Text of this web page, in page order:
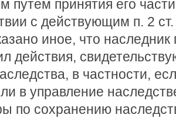
путем принятия его
с действующим п. 2
иное, что
действия,
в частности,
в управление
по сохранению